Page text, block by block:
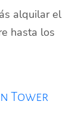
alquilar el
hasta los
Tower